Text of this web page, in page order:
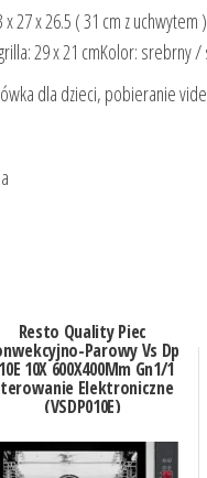
27 x 26.5 ( 31 cm z
29 x 21 cmKolor: srebrny
dla dzieci, pobieranie
Resto Quality Piec
Parowy Vs Dp
10X 600X400Mm Gn1/1
Elektroniczne
(VSDP010E)